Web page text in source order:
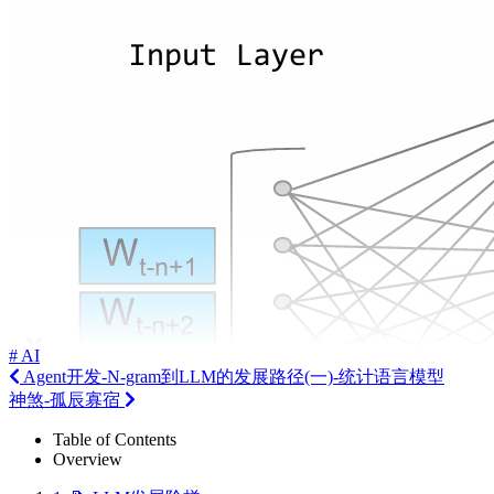
# AI
Agent开发-N-gram到LLM的发展路径(一)-统计语言模型
神煞-孤辰寡宿
Table of Contents
Overview